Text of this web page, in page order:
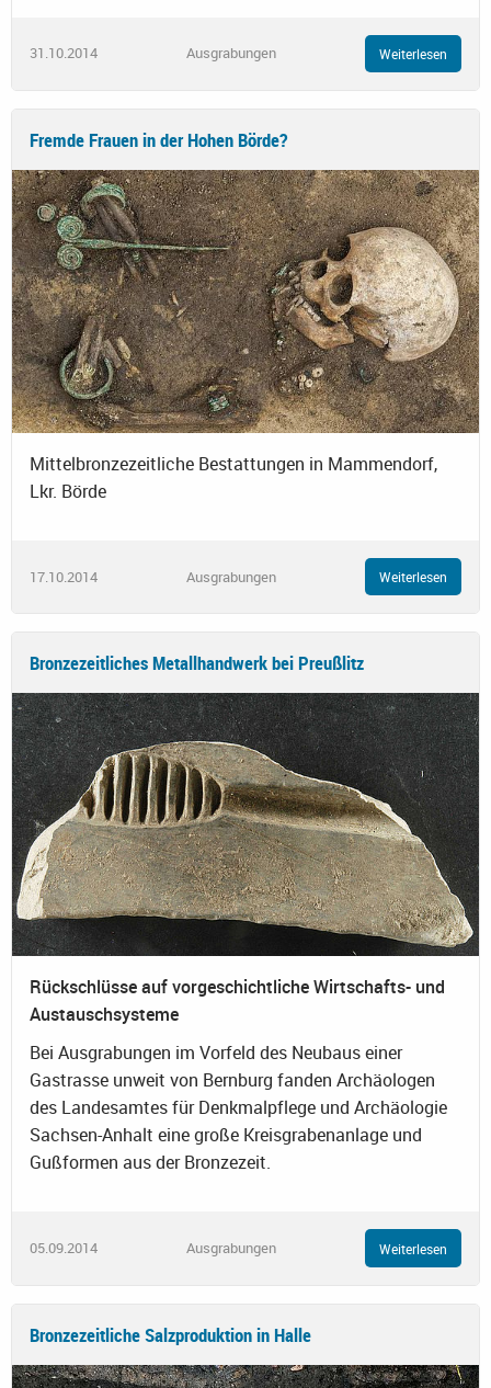
31.10.2014 Ausgrabungen Weiterlesen
Fremde Frauen in der Hohen Börde?
Mittelbronzezeitliche Bestattungen in Mammendorf,
Lkr. Börde
17.10.2014 Ausgrabungen Weiterlesen
Bronzezeitliches Metallhandwerk bei Preußlitz
Rückschlüsse auf vorgeschichtliche Wirtschafts- und
Austauschsysteme
Bei Ausgrabungen im Vorfeld des Neubaus einer
Gastrasse unweit von Bernburg fanden Archäologen
des Landesamtes für Denkmalpflege und Archäologie
Sachsen-Anhalt eine große Kreisgrabenanlage und
Gußformen aus der Bronzezeit.
05.09.2014 Ausgrabungen Weiterlesen
Bronzezeitliche Salzproduktion in Halle